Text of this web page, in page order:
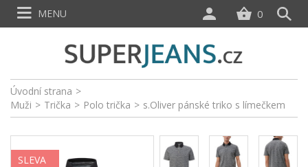
Úvodní strana >
Muži > Trička > Polo trička > s.Oliver pánské triko s límečkem
SLEVA
0
MENU